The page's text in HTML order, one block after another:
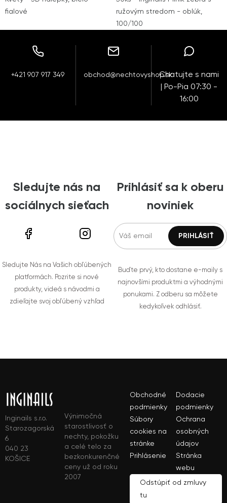
fialové
ružovým stredom - oblúk,
100/100
+421 907 917 349 obchod@nechtovyshop.skChatujte s nami
| Po-Pia 07:30 -
16:00
Sledujte nás na
sociálnych sieťach
Sledujte Nás na Vašich obľúbených
platformách. Pozrite si nové
produkty, videá s návodmi a
zdieľajte svoj obľúbený vzhľad
Prihlásiť sa k oberu
noviniek
Buďte prvý, kto dostane e-maily s
najnovšími produktmi a výhodnými
ponukami. Z odberu sa môžete
kedykoľvek odhlásiť.
Inginails s.r.o.
Starozagorská
6
040 23
KOŠICE
Výnimočná
starostlivosť o
nechty, pokožku
a celé telo za
bezkonkurenčné
ceny už od roku
2007
Obchodné
podmienky
Dodacie
podmienky
Súbory
cookies na
stránke
Ochrana
osobných
údajov
Prihlásenie
Stránka
webu
Odstúpiť od zmluvy
tu